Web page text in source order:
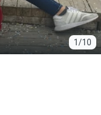
1/10